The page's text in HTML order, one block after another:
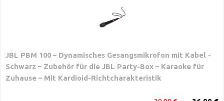
JBL PBM 100 – Dynamisches Gesangsmikrofon mit Kabel -
Schwarz – Zubehör für die JBL Party-Box – Karaoke für
Zuhause – Mit Kardioid-Richtcharakteristik